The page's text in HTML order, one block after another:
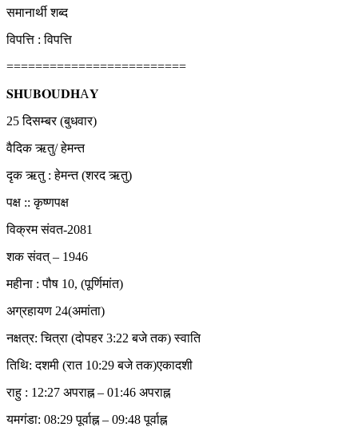
समानार्थी शब्द
विपत्ति : विपत्ति
=========================
𝐒𝐇𝐔𝐁𝐎𝐔𝐃𝐇A𝐘
25 दिसम्बर (बुधवार)
वैदिक ऋतु/ हेमन्त
दृक ऋतु : हेमन्त (शरद ऋतु)
पक्ष :: कृष्णपक्ष
विक्रम संवत-2081
शक संवत् – 1946
महीना : पौष 10, (पूर्णिमांत)
अग्रहायण 24(अमांता)
नक्षत्र: चित्रा (दोपहर 3:22 बजे तक) स्वाति
तिथि: दशमी (रात 10:29 बजे तक)एकादशी
राहु : 12:27 अपराह्न – 01:46 अपराह्न
यमगंडा: 08:29 पूर्वाह्न – 09:48 पूर्वाह्न